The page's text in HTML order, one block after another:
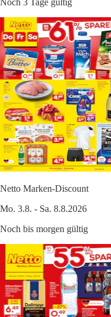
Netto Marken-Discount
Mo. 3.8. - Sa. 8.8.2026
Noch bis morgen gültig